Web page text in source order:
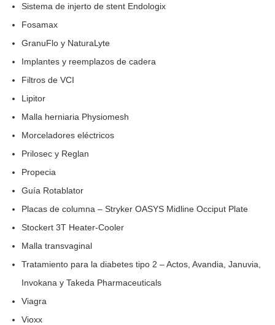
Sistema de injerto de stent Endologix
Fosamax
GranuFlo y NaturaLyte
Implantes y reemplazos de cadera
Filtros de VCI
Lipitor
Malla herniaria Physiomesh
Morceladores eléctricos
Prilosec y Reglan
Propecia
Guía Rotablator
Placas de columna – Stryker OASYS Midline Occiput Plate
Stockert 3T Heater-Cooler
Malla transvaginal
Tratamiento para la diabetes tipo 2 – Actos, Avandia, Januvia,
Invokana y Takeda Pharmaceuticals
Viagra
Vioxx